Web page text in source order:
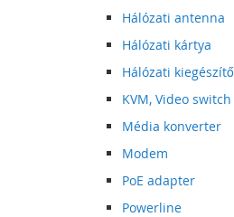
Hálózati antenna
Hálózati kártya
Hálózati kiegészítő
KVM, Video switch
Média konverter
Modem
PoE adapter
Powerline